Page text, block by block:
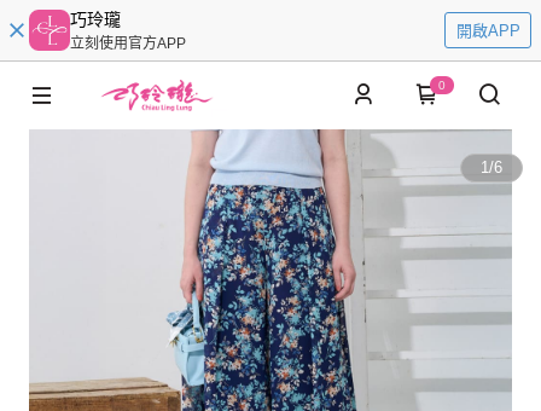
巧玲瓏
立刻使用官方APP
開啟APP
0
1/6